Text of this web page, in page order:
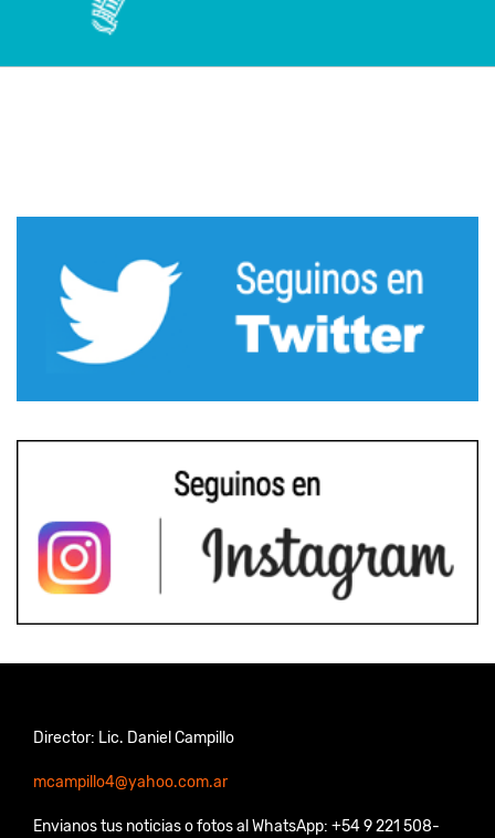
Director: Lic. Daniel Campillo
mcampillo4@yahoo.com.ar
Envianos tus noticias o fotos al WhatsApp: +54 9 221 508-